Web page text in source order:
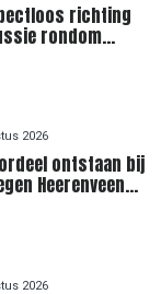
richting
rondom
2026
ontstaan bij
Heerenveen
2026